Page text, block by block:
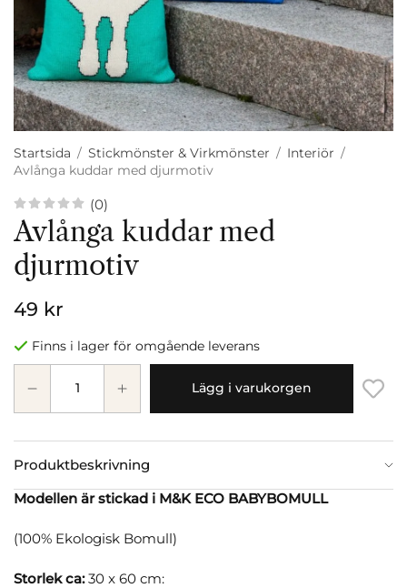
Startsida / Stickmönster & Virkmönster / Interiör /
Avlånga kuddar med djurmotiv
(0)
Avlånga kuddar med
djurmotiv
49 kr
Finns i lager för omgående leverans
Lägg i varukorgen
Produktbeskrivning
Modellen är stickad i M&K ECO BABYBOMULL
(100% Ekologisk Bomull)
Storlek ca:30 x 60 cm: